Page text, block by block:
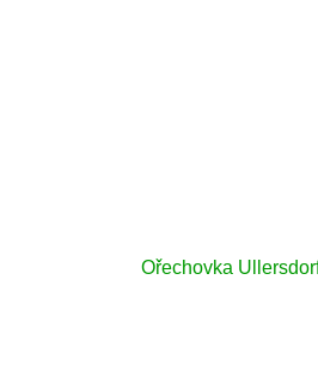
Ořechovka